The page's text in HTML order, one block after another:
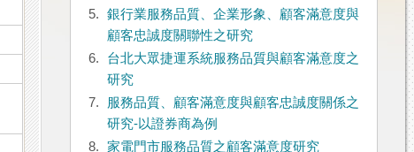
5.
銀行業服務品質、企業形象、顧客滿意度與
顧客忠誠度關聯性之研究
6.
台北大眾捷運系統服務品質與顧客滿意度之
研究
7.
服務品質、顧客滿意度與顧客忠誠度關係之
研究-以證券商為例
8.
家電門市服務品質之顧客滿意度研究